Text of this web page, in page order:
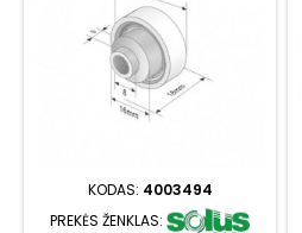
KODAS: 4003494
PREKĖS ŽENKLAS: